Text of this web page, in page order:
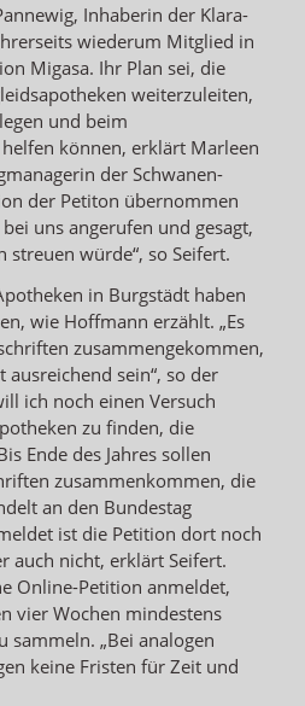
Inhaberin der Klara-
wiederum Mitglied in
Migasa. Ihr Plan sei, die
weiterzuleiten,
und beim
können, erklärt Marleen
der Schwanen-
der Petiton übernommen
uns angerufen und gesagt,
streuen würde“, so Seifert.
in Burgstädt haben
wie Hoffmann erzählt. „Es
zusammengekommen,
sein“, so der
ich noch einen Versuch
zu finden, die
Ende des Jahres sollen
zusammenkommen, die
an den Bundestag
ist die Petition dort noch
auch nicht, erklärt Seifert.
Online-Petition anmeldet,
vier Wochen mindestens
sammeln. „Bei analogen
keine Fristen für Zeit und